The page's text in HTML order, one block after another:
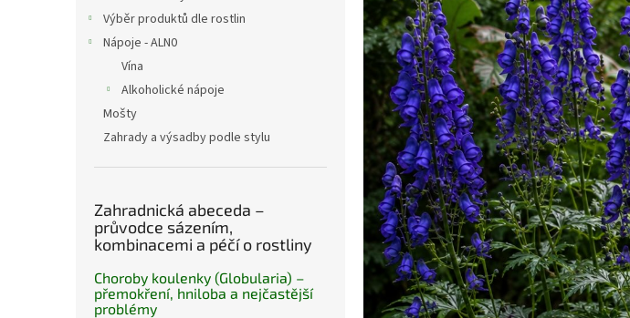
Výběr produktů dle rostlin
Nápoje - ALN0
Vína
Alkoholické nápoje
Mošty
Zahrady a výsadby podle stylu
Zahradnická abeceda –
průvodce sázením,
kombinacemi a péčí o rostliny
Choroby koulenky (Globularia) –
přemokření, hniloba a nejčastější
problémy